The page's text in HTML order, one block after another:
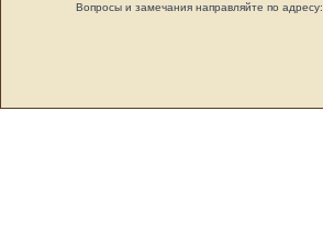
Вопросы и замечания направляйте по адресу: